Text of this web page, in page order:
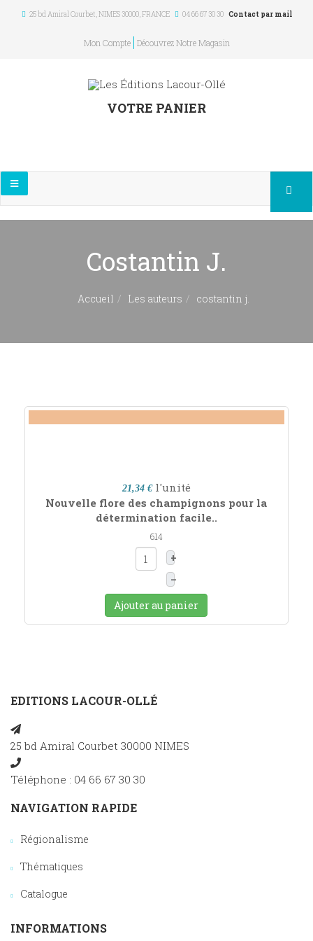
25 bd Amiral Courbet, NIMES 30000,FRANCE 04 66 67 30 30 Contact par mail
Mon Compte Découvrez Notre Magasin
VOTRE PANIER
Costantin J.
Accueil Les auteurs costantin j.
21,34 € l'unité
Nouvelle flore des champignons pour la
détermination facile..
614
+
–
Ajouter au panier
EDITIONS LACOUR-OLLÉ
25 bd Amiral Courbet 30000 NIMES
Téléphone : 04 66 67 30 30
NAVIGATION RAPIDE
Régionalisme
Thématiques
Catalogue
INFORMATIONS